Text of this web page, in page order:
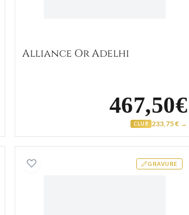
Alliance Or Adelhi
467,50€
CLUB 233,75 € →
Moussadak Onyx GRAVURE
Bague Homme Or